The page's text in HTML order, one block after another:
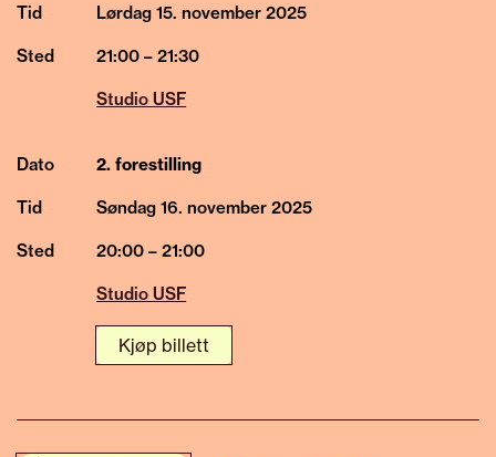
Tid
Sted
Lørdag 15. november 2025
21:00 – 21:30
Studio USF
Dato
Tid
Sted
2. forestilling
Søndag 16. november 2025
20:00 – 21:00
Studio USF
Kjøp billett